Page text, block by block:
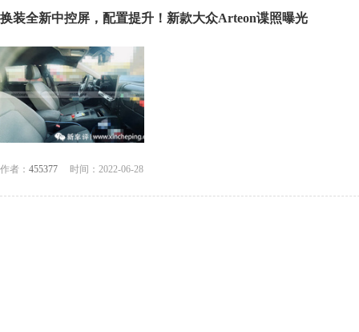
换装全新中控屏，配置提升！新款大众Arteon谍照曝光
作者： 455377 时间：2022-06-28